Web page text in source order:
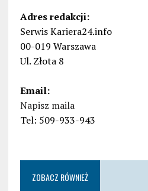
Adres redakcji:
Serwis Kariera24.info
00-019 Warszawa
Ul. Złota 8
Email:
Napisz maila
Tel: 509-933-943
ZOBACZ RÓWNIEŻ